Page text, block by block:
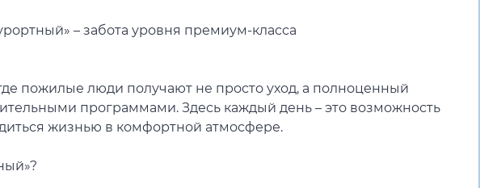
– забота уровня премиум-класса
пожилые люди получают не просто уход, а полноценный
программами. Здесь каждый день – это возможность
жизнью в комфортной атмосфере.